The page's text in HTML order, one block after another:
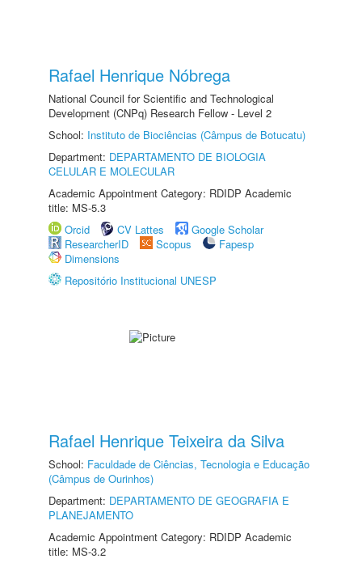
Rafael Henrique Nóbrega
National Council for Scientific and Technological
Development (CNPq) Research Fellow - Level 2
School: Instituto de Biociências (Câmpus de Botucatu)
Department: DEPARTAMENTO DE BIOLOGIA
CELULAR E MOLECULAR
Academic Appointment Category: RDIDP Academic
title: MS-5.3
Orcid
CV Lattes
Google Scholar
ResearcherID
Scopus
Fapesp
Dimensions
Repositório Institucional UNESP
Rafael Henrique Teixeira da Silva
School: Faculdade de Ciências, Tecnologia e Educação
(Câmpus de Ourinhos)
Department: DEPARTAMENTO DE GEOGRAFIA E
PLANEJAMENTO
Academic Appointment Category: RDIDP Academic
title: MS-3.2